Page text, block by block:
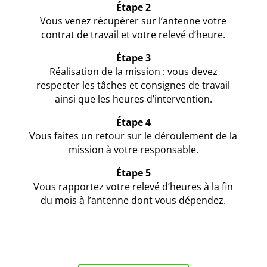
Étape 2
Vous venez récupérer sur l’antenne votre
contrat de travail et votre relevé d’heure.
Étape 3
Réalisation de la mission : vous devez
respecter les tâches et consignes de travail
ainsi que les heures d’intervention.
Étape 4
Vous faites un retour sur le déroulement de la
mission à votre responsable.
Étape 5
Vous rapportez votre relevé d’heures à la fin
du mois à l’antenne dont vous dépendez.